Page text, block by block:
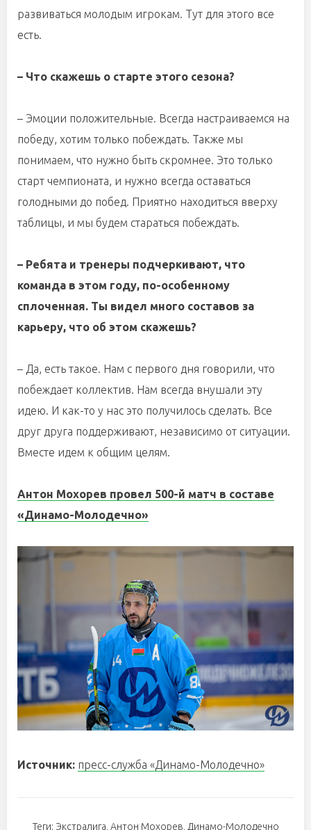
развиваться молодым игрокам. Тут для этого все
есть.
– Что скажешь о старте этого сезона?
– Эмоции положительные. Всегда настраиваемся на
победу, хотим только побеждать. Также мы
понимаем, что нужно быть скромнее. Это только
старт чемпионата, и нужно всегда оставаться
голодными до побед. Приятно находиться вверху
таблицы, и мы будем стараться побеждать.
– Ребята и тренеры подчеркивают, что
команда в этом году, по-особенному
сплоченная. Ты видел много составов за
карьеру, что об этом скажешь?
– Да, есть такое. Нам с первого дня говорили, что
побеждает коллектив. Нам всегда внушали эту
идею. И как-то у нас это получилось сделать. Все
друг друга поддерживают, независимо от ситуации.
Вместе идем к общим целям.
Антон Мохорев провел 500-й матч в составе
«Динамо-Молодечно»
Источник: пресс-служба «Динамо-Молодечно»
Теги: Экстралига, Антон Мохорев, Динамо-Молодечно